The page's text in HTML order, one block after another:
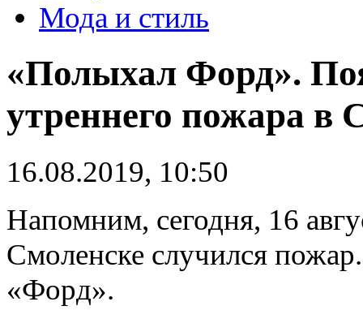
Мода и стиль
«Полыхал Форд».
утреннего пожара в
16.08.2019, 10:50
Напомним, сегодня, 16
Смоленске случился
«Форд».